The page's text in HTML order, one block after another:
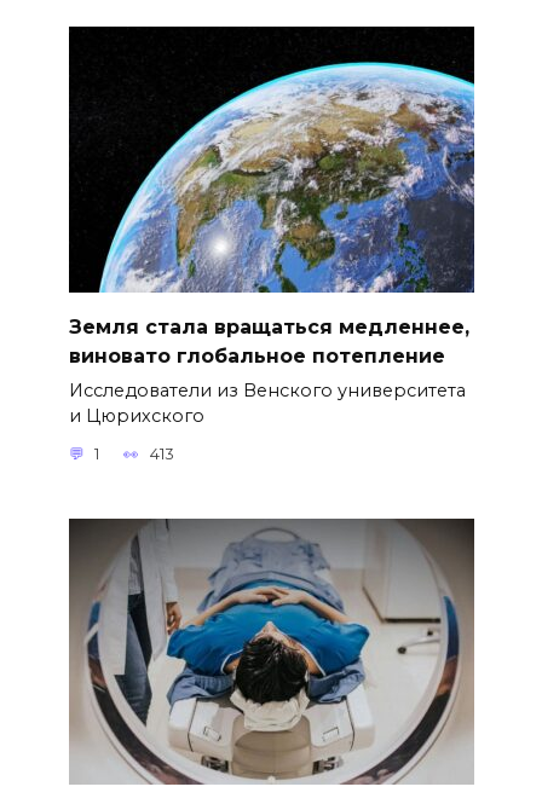
Земля стала вращаться медленнее,
виновато глобальное потепление
Исследователи из Венского университета
и Цюрихского
1 413